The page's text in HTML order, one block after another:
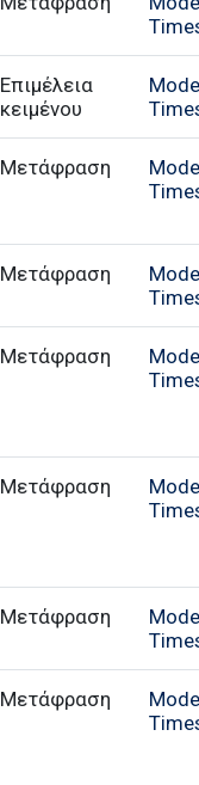
Επιμέλεια
κειμένου
Μετάφραση
Μετάφραση
Μετάφραση
Μετάφραση
Μετάφραση
Μετάφραση